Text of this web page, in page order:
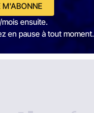
M'ABONNE
mois ensuite.
en pause à tout moment.